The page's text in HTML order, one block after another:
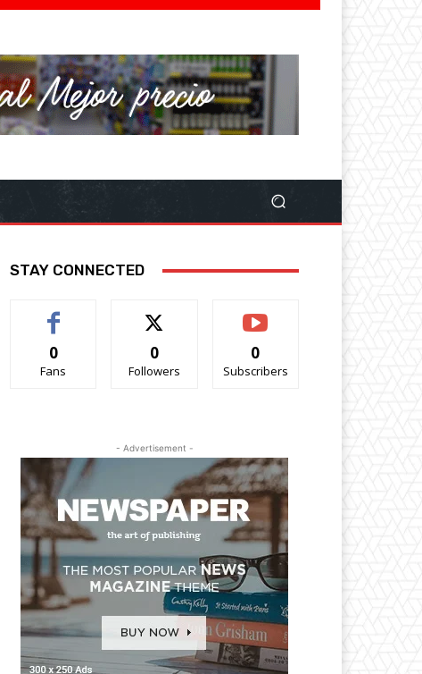
STAY CONNECTED
0
Fans
0
Followers
0
Subscribers
- Advertisement -